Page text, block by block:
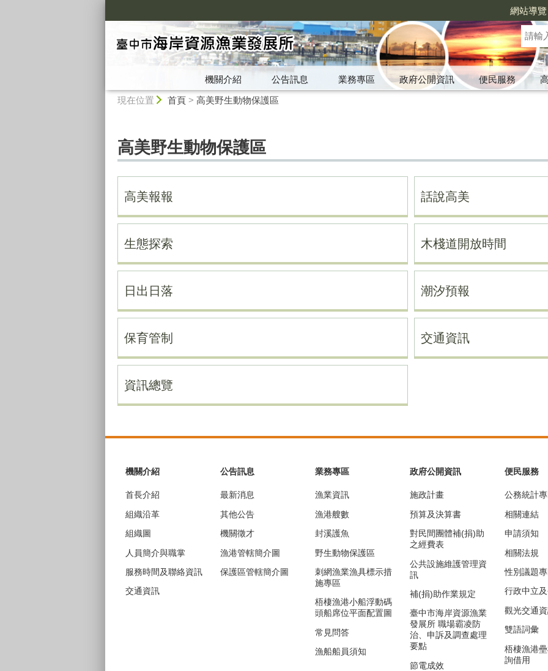
網站導覽
機關介紹 公告訊息 業務專區 政府公開資訊 便民服務
現在位置 首頁> 高美野生動物保護區
高美野生動物保護區
高美報報 話說高美
生態探索 木棧道開放時間
日出日落 潮汐預報
保育管制 交通資訊
資訊總覽
機關介紹
首長介紹
組織沿革
組織圖
人員簡介與職掌
服務時間及聯絡資訊
交通資訊
公告訊息
最新消息
其他公告
機關徵才
漁港管轄簡介圖
保護區管轄簡介圖
業務專區
漁業資訊
漁港艘數
封溪護魚
野生動物保護區
刺網漁業漁具標示措
施專區
梧棲漁港小船浮動碼
頭船席位平面配置圖
常見問答
漁船船員須知
政府公開資訊
施政計畫
預算及決算書
對民間團體補(捐)助
之經費表
公共設施維護管理資
訊
補(捐)助作業規定
臺中市海岸資源漁業
發展所 職場霸凌防
治、申訴及調查處理
要點
節電成效
便民服務
公務統計
相關連結
申請須知
相關法規
性別議題
行政中立
觀光交通
雙語詞彙
梧棲漁港
詢借用